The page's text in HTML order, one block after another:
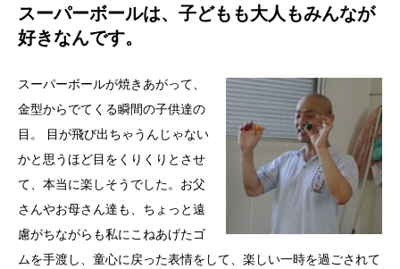
スーパーボールは、子どもも大人もみんなが
好きなんです。
スーパーボールが焼きあがって、
金型からでてくる瞬間の子供達の
目。 目が飛び出ちゃうんじゃない
かと思うほど目をくりくりとさせ
て、本当に楽しそうでした。お父
さんやお母さん達も、ちょっと遠
慮がちながらも私にこねあげたゴ
ムを手渡し、童心に戻った表情をして、楽しい一時を過ごされて